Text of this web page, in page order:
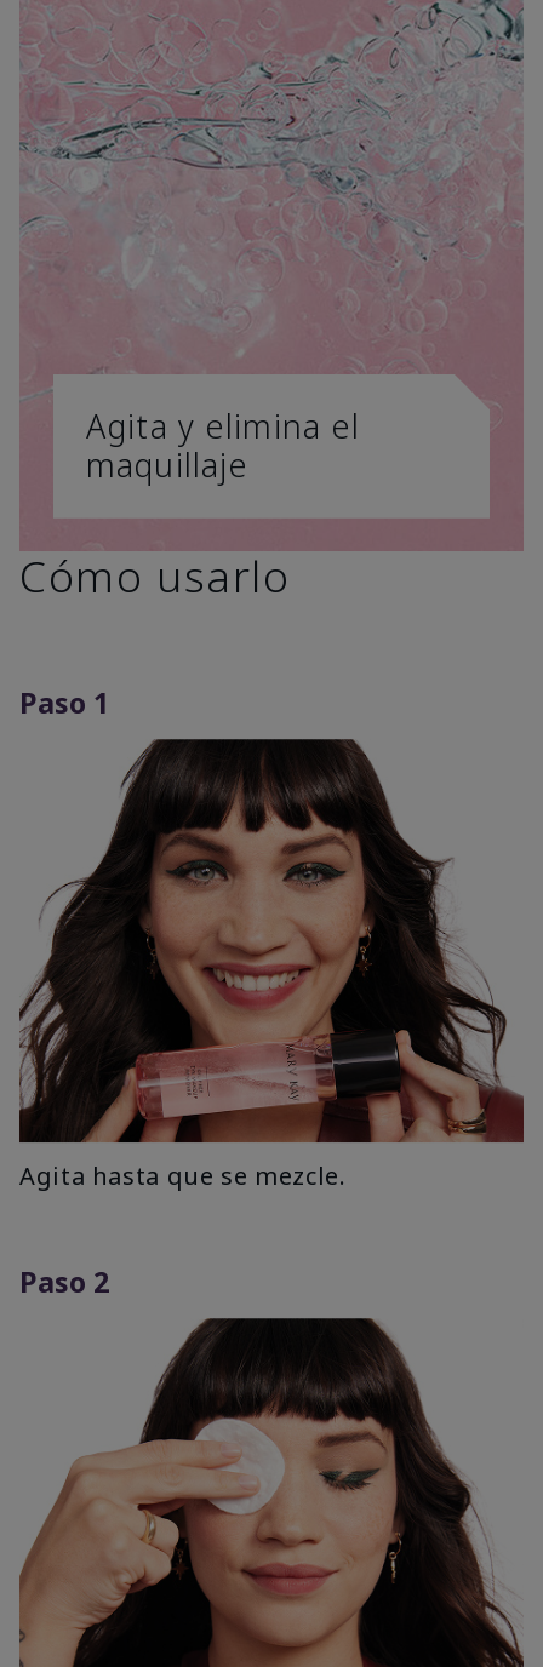
Agita y elimina el
maquillaje
Cómo usarlo
Paso 1
Agita hasta que se mezcle.
Paso 2